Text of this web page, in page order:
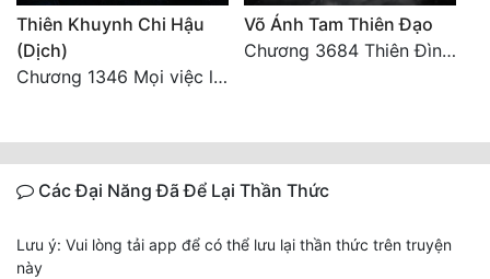
Thiên Khuynh Chi Hậu
(Dịch)
Chương 1346 Mọi việc lấy tất - Đại Kết Cục (2)
Võ Ánh Tam Thiên Đạo
Chương 3684 Thiên Đình vun trồng
Các Đại Năng Đã Để Lại Thần Thức
Lưu ý: Vui lòng tải app để có thể lưu lại thần thức trên truyện
này